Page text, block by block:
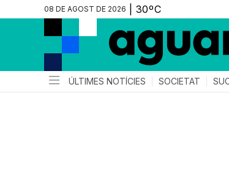
08 DE AGOST DE 2026
ÚLTIMES NOTÍCIES SOCIETAT